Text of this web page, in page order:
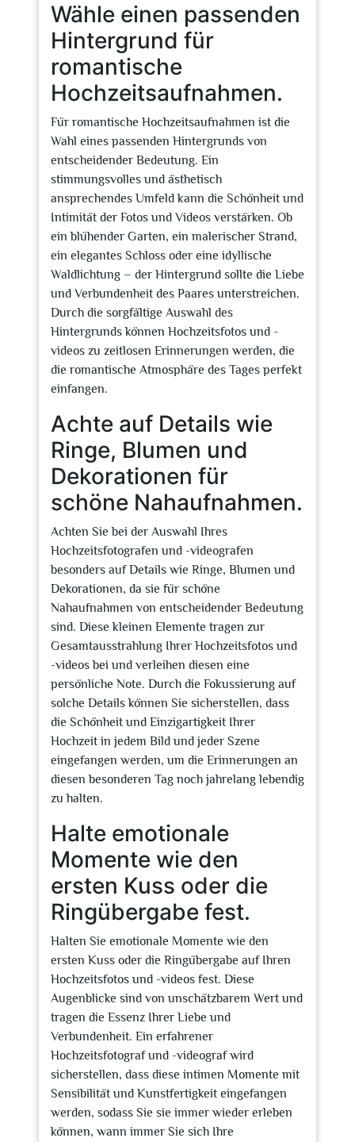
Wähle einen passenden
Hintergrund für
romantische
Hochzeitsaufnahmen.
Für romantische Hochzeitsaufnahmen ist die
Wahl eines passenden Hintergrunds von
entscheidender Bedeutung. Ein
stimmungsvolles und ästhetisch
ansprechendes Umfeld kann die Schönheit und
Intimität der Fotos und Videos verstärken. Ob
ein blühender Garten, ein malerischer Strand,
ein elegantes Schloss oder eine idyllische
Waldlichtung – der Hintergrund sollte die Liebe
und Verbundenheit des Paares unterstreichen.
Durch die sorgfältige Auswahl des
Hintergrunds können Hochzeitsfotos und -
videos zu zeitlosen Erinnerungen werden, die
die romantische Atmosphäre des Tages perfekt
einfangen.
Achte auf Details wie
Ringe, Blumen und
Dekorationen für
schöne Nahaufnahmen.
Achten Sie bei der Auswahl Ihres
Hochzeitsfotografen und -videografen
besonders auf Details wie Ringe, Blumen und
Dekorationen, da sie für schöne
Nahaufnahmen von entscheidender Bedeutung
sind. Diese kleinen Elemente tragen zur
Gesamtausstrahlung Ihrer Hochzeitsfotos und
-videos bei und verleihen diesen eine
persönliche Note. Durch die Fokussierung auf
solche Details können Sie sicherstellen, dass
die Schönheit und Einzigartigkeit Ihrer
Hochzeit in jedem Bild und jeder Szene
eingefangen werden, um die Erinnerungen an
diesen besonderen Tag noch jahrelang lebendig
zu halten.
Halte emotionale
Momente wie den
ersten Kuss oder die
Ringübergabe fest.
Halten Sie emotionale Momente wie den
ersten Kuss oder die Ringübergabe auf Ihren
Hochzeitsfotos und -videos fest. Diese
Augenblicke sind von unschätzbarem Wert und
tragen die Essenz Ihrer Liebe und
Verbundenheit. Ein erfahrener
Hochzeitsfotograf und -videograf wird
sicherstellen, dass diese intimen Momente mit
Sensibilität und Kunstfertigkeit eingefangen
werden, sodass Sie sie immer wieder erleben
können, wann immer Sie sich Ihre